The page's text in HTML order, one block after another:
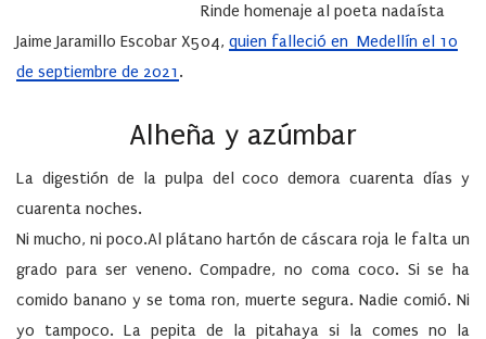
Rinde homenaje al poeta nadaísta
Jaime Jaramillo Escobar X504, quien falleció en Medellín el 10
de septiembre de 2021.
Alheña y azúmbar
La digestión de la pulpa del coco demora cuarenta días y
cuarenta noches.
Ni mucho, ni poco.Al plátano hartón de cáscara roja le falta un
grado para ser veneno. Compadre, no coma coco. Si se ha
comido banano y se toma ron, muerte segura. Nadie comió. Ni
yo tampoco. La pepita de la pitahaya si la comes no la